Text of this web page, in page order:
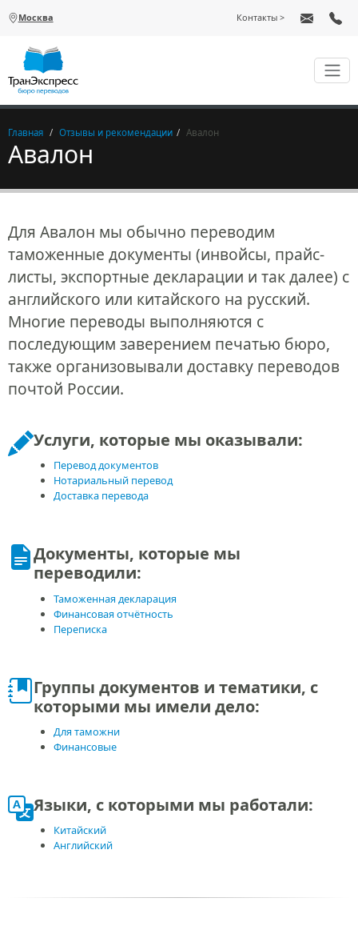
Москва Контакты
Главная Отзывы и рекомендации Авалон
Авалон
Для Авалон мы обычно переводим
таможенные документы (инвойсы, прайс-
листы, экспортные декларации и так далее) с
английского или китайского на русский.
Многие переводы выполняются с
последующим заверением печатью бюро,
также организовывали доставку переводов
почтой России.
Услуги, которые мы оказывали:
Перевод документов
Нотариальный перевод
Доставка перевода
Документы, которые мы
переводили:
Таможенная декларация
Финансовая отчётность
Переписка
Группы документов и тематики, с
которыми мы имели дело:
Для таможни
Финансовые
Языки, с которыми мы работали:
Китайский
Английский